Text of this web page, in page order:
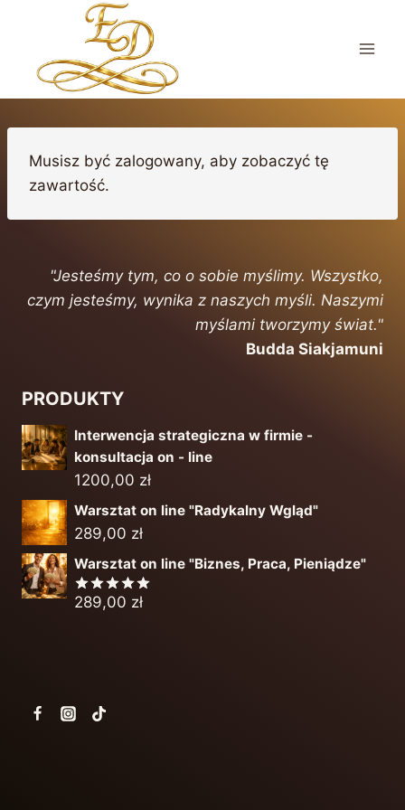
Musisz być zalogowany, aby zobaczyć tę
zawartość.
"Jesteśmy tym, co o sobie myślimy. Wszystko,
czym jesteśmy, wynika z naszych myśli. Naszymi
myślami tworzymy świat."
Budda Siakjamuni
PRODUKTY
Interwencja strategiczna w firmie -
konsultacja on - line
1200,00 zł
Warsztat on line "Radykalny Wgląd"
289,00 zł
Warsztat on line "Biznes, Praca, Pieniądze"
Oceniono
289,00 zł